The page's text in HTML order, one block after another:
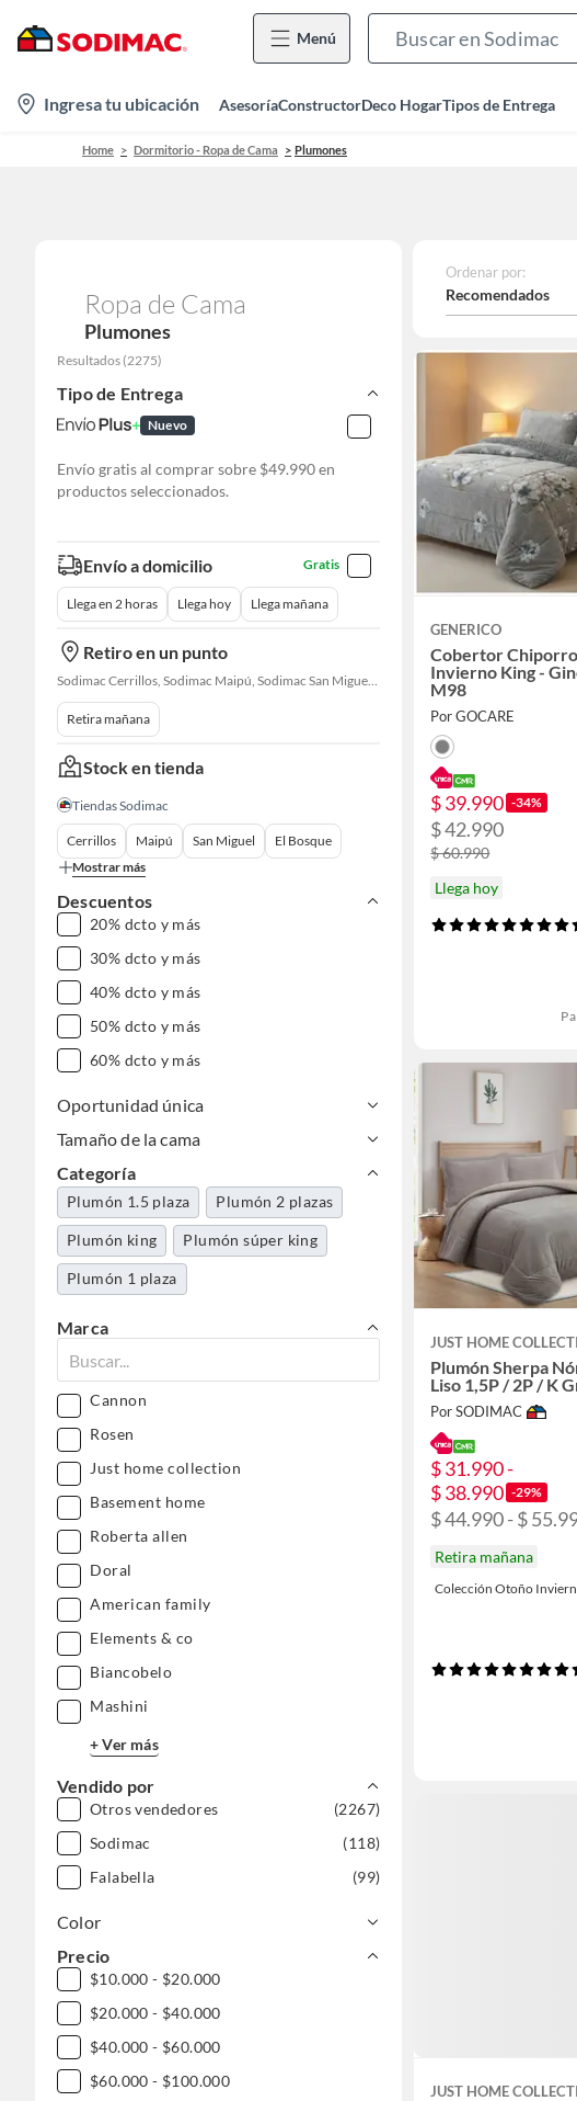
Menú
location-
icon
Ingresa tu ubicación AsesoríaConstructorDeco HogarTipos de Entrega
Home Dormitorio - Ropa de Cama Plumones
Ropa de Cama
Plumones
Resultados (2275)
Tipo de Entrega
Nuevo
Envío gratis al comprar sobre $49.990 en
productos seleccionados.
Envío a domicilio Gratis
Llega en 2 horas Llega hoy Llega mañana
Retiro en un punto
Sodimac Cerrillos, Sodimac Maipú, Sodimac San Miguel, Sodimac El Bosque, Sodimac San Bernardo, Sodimac Talagante, Sodimac San Fernando
Retira mañana
Stock en tienda
Tiendas Sodimac
Cerrillos Maipú San Miguel
El Bosque
Mostrar más
Descuentos
20% dcto y más
30% dcto y más
40% dcto y más
50% dcto y más
60% dcto y más
Oportunidad única
Tamaño de la cama
Categoría
Plumón 1.5 plaza Plumón 2 plazas
Plumón king Plumón súper king
Plumón 1 plaza
Marca
Cannon
Rosen
Just home collection
Basement home
Roberta allen
Doral
American family
Elements & co
Biancobelo
Mashini
+ Ver más
Vendido por
Otros vendedores
(2267)
Sodimac
(118)
Falabella
(99)
Color
Precio
$10.000 - $20.000
$20.000 - $40.000
$40.000 - $60.000
$60.000 - $100.000
Ordenar por:
Recomendados
GENERICO
Cobertor Chiporro
Invierno King -
M98
Por GOCARE
$ 39.990 -34%
$ 42.990
$ 60.990
Llega hoy
JUST HOME
Plumón Sherpa
Liso 1,5P / 2P / K
Por SODIMAC
$ 31.990 -
$ 38.990 -29%
$ 44.990 - $
Retira mañana
Colección Otoño
JUST HOME